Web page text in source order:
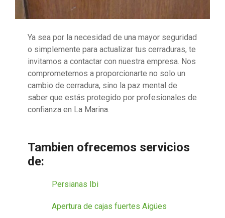
Ya sea por la necesidad de una mayor seguridad
o simplemente para actualizar tus cerraduras, te
invitamos a contactar con nuestra empresa. Nos
comprometemos a proporcionarte no solo un
cambio de cerradura, sino la paz mental de
saber que estás protegido por profesionales de
confianza en La Marina.
Tambien ofrecemos servicios
de:
Persianas Ibi
Apertura de cajas fuertes Aigües